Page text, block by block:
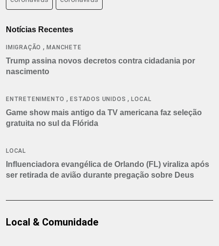
Notícias Recentes
IMIGRAÇÃO ,MANCHETE
Trump assina novos decretos contra cidadania por
nascimento
ENTRETENIMENTO ,ESTADOS UNIDOS ,LOCAL
Game show mais antigo da TV americana faz seleção
gratuita no sul da Flórida
LOCAL
Influenciadora evangélica de Orlando (FL) viraliza após
ser retirada de avião durante pregação sobre Deus
Local & Comunidade